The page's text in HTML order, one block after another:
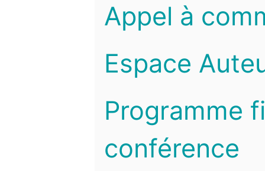
Appel à
Espace
Programme
conférence